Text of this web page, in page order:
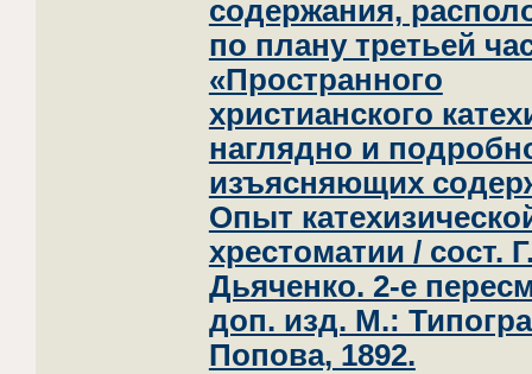
содержания,
по плану третьей
«Пространного
христианского
наглядно и
изъясняющих
Опыт
хрестоматии / сост.
Дьяченко. 2-е
доп. изд. М.:
Попова, 1892.